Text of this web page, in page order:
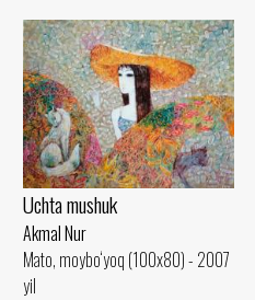
Uchta mushuk
Akmal Nur
Mato, moybo‘yoq (100x80) - 2007
yil